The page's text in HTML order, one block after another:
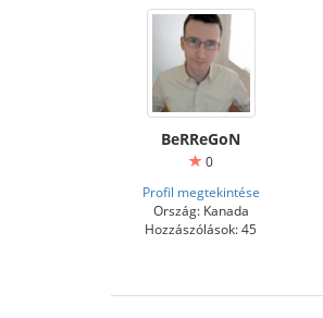
BeRReGoN
0
Profil megtekintése
Ország: Kanada
Hozzászólások: 45